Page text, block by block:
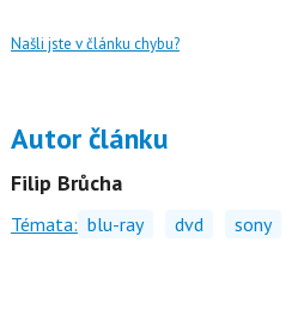
Našli jste v článku chybu?
Autor článku
Filip Brůcha
Témata: blu-ray dvd sony